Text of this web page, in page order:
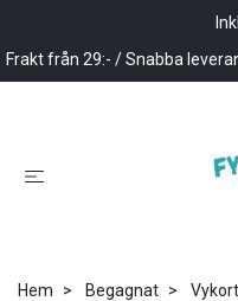
Frakt från 29:- / Snabba
Hem Begagnat Vykort